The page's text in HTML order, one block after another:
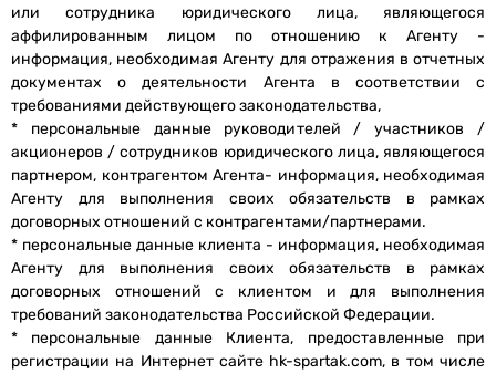
или сотрудника юридического лица, являющегося
аффилированным лицом по отношению к Агенту -
информация, необходимая Агенту для отражения в отчетных
документах о деятельности Агента в соответствии с
требованиями действующего законодательства,
* персональные данные руководителей / участников /
акционеров / сотрудников юридического лица, являющегося
партнером, контрагентом Агента- информация, необходимая
Агенту для выполнения своих обязательств в рамках
договорных отношений с контрагентами/партнерами.
* персональные данные клиента - информация, необходимая
Агенту для выполнения своих обязательств в рамках
договорных отношений с клиентом и для выполнения
требований законодательства Российской Федерации.
* персональные данные Клиента, предоставленные при
регистрации на Интернет сайте hk-spartak.com, в том числе